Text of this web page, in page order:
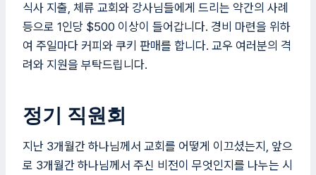
식사 지출, 체류 교회와 강사님들에게 드리는 약간의 사례
등으로 1인당 $500 이상이 들어갑니다. 경비 마련을 위하
여 주일마다 커피와 쿠키 판매를 합니다. 교우 여러분의 격
려와 지원을 부탁드립니다.
정기 직원회
지난 3개월간 하나님께서 교회를 어떻게 이끄셨는지, 앞으
로 3개월간 하나님께서 주신 비전이 무엇인지를 나누는 시